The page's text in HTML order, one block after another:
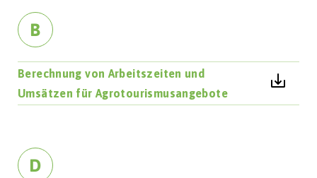
B
Berechnung von Arbeitszeiten und
Umsätzen für Agrotourismusangebote
D